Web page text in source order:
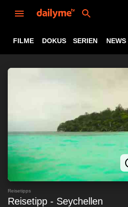
FILME DOKUS SERIEN NEWS
Reisetipps
Reisetipp - Seychellen